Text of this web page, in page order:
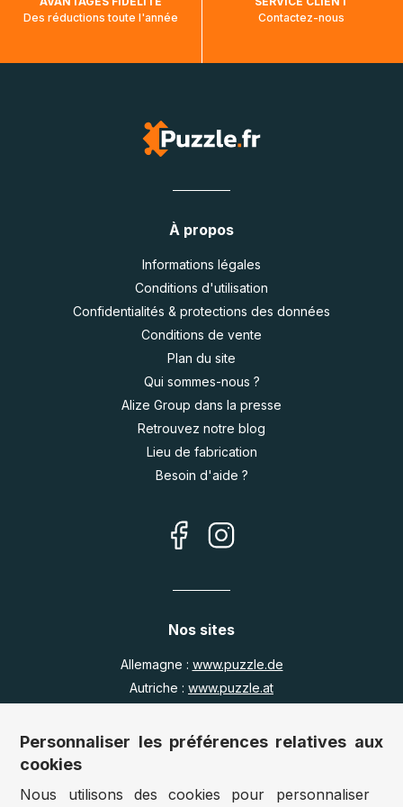
Des réductions toute l'année
Contactez-nous
À propos
Informations légales
Conditions d'utilisation
Confidentialités & protections des données
Conditions de vente
Plan du site
Qui sommes-nous ?
Alize Group dans la presse
Retrouvez notre blog
Lieu de fabrication
Besoin d'aide ?
Nos sites
Allemagne : www.puzzle.de
Autriche : www.puzzle.at
Royaume Uni :
www.jigsawpuzzle.co.uk
Accès revendeurs / détaillants
Personnaliser les préférences relatives aux
cookies
Nous utilisons des cookies pour personnaliser